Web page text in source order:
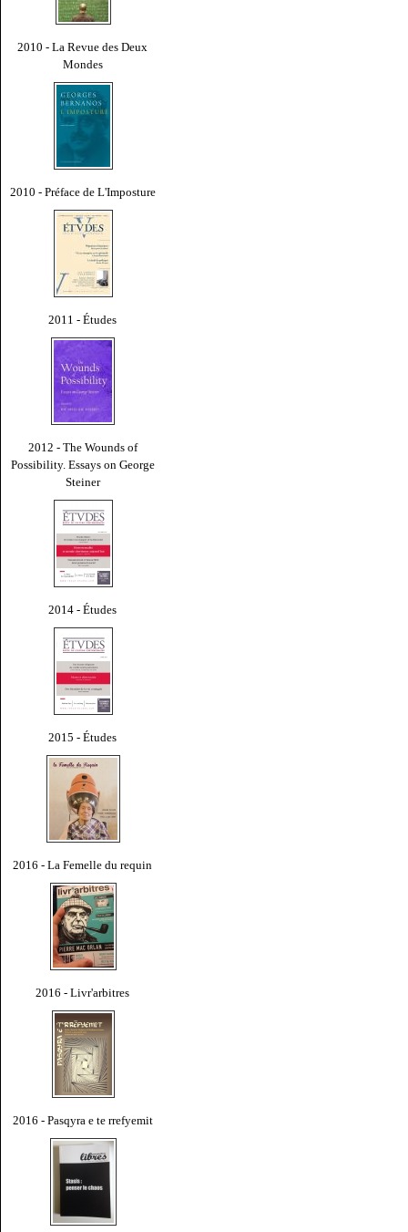
2010 - La Revue des Deux
Mondes
2010 - Préface de L'Imposture
2011 - Études
2012 - The Wounds of
Possibility. Essays on George
Steiner
2014 - Études
2015 - Études
2016 - La Femelle du requin
2016 - Livr'arbitres
2016 - Pasqyra e te rrefyemit